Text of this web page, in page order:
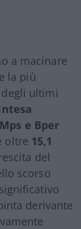
a macinare
la più
ultimi
e Bper
oltre 15,1
del
scorso
derivante